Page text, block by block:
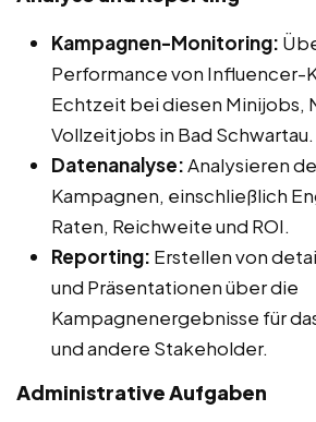
Kampagnen-Monitoring:
Performance von Influencer-
Echtzeit bei diesen Minijobs,
Vollzeitjobs in Bad Schwartau.
Datenanalyse:Analysieren
Kampagnen, einschließlich
Raten, Reichweite und ROI.
Reporting: Erstellen von
und Präsentationen über die
Kampagnenergebnisse für
und andere Stakeholder.
Administrative Aufgaben